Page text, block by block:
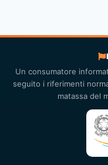
Un consumatore
seguito i riferimenti
matassa del